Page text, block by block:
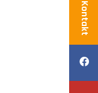
Kontakt